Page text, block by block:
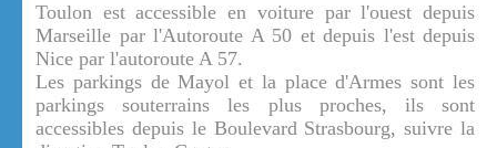
Toulon est accessible en voiture par l'ouest depuis
Marseille par l'Autoroute A 50 et depuis l'est depuis
Nice par l'autoroute A 57.
Les parkings de Mayol et la place d'Armes sont les
parkings souterrains les plus proches, ils sont
accessibles depuis le Boulevard Strasbourg, suivre la